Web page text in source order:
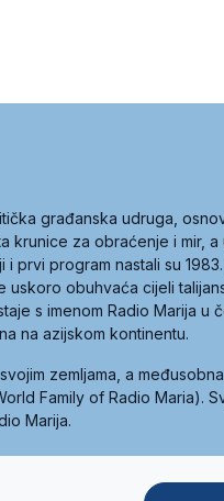
građanska udruga,
krunice za obraćenje i mir,
prvi program nastali su
uskoro obuhvaća cijeli
s imenom Radio Marija u
na azijskom kontinentu.
zemljama, a
Family of Radio Maria).
Marija.